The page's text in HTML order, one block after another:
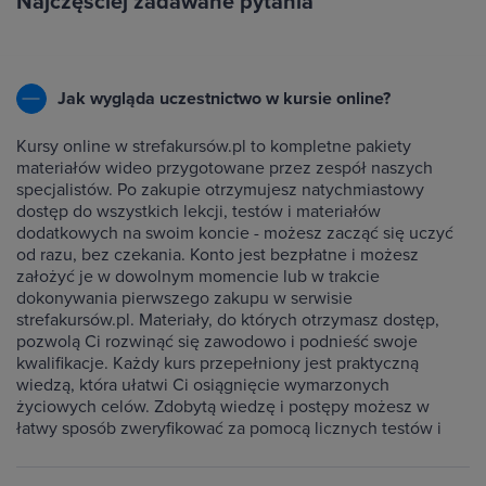
Jak wygląda uczestnictwo w kursie online?
Kursy online w strefakursów.pl to kompletne pakiety
materiałów wideo przygotowane przez zespół naszych
specjalistów. Po zakupie otrzymujesz natychmiastowy
dostęp do wszystkich lekcji, testów i materiałów
dodatkowych na swoim koncie - możesz zacząć się uczyć
od razu, bez czekania. Konto jest bezpłatne i możesz
założyć je w dowolnym momencie lub w trakcie
dokonywania pierwszego zakupu w serwisie
strefakursów.pl. Materiały, do których otrzymasz dostęp,
pozwolą Ci rozwinąć się zawodowo i podnieść swoje
kwalifikacje. Każdy kurs przepełniony jest praktyczną
wiedzą, która ułatwi Ci osiągnięcie wymarzonych
życiowych celów. Zdobytą wiedzę i postępy możesz w
łatwy sposób zweryfikować za pomocą licznych testów i